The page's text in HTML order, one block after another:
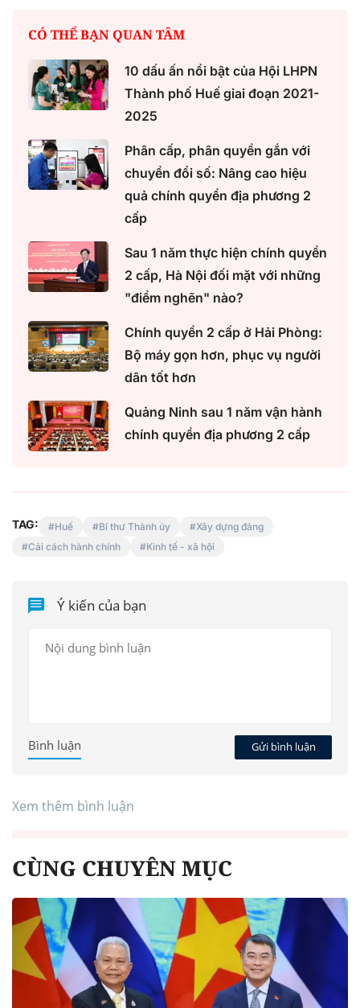
CÓ THỂ BẠN QUAN TÂM
10 dấu ấn nổi bật của Hội LHPN
Thành phố Huế giai đoạn 2021-
2025
Phân cấp, phân quyền gắn với
chuyển đổi số: Nâng cao hiệu
quả chính quyền địa phương 2
cấp
Sau 1 năm thực hiện chính quyền
2 cấp, Hà Nội đối mặt với những
"điểm nghẽn" nào?
Chính quyền 2 cấp ở Hải Phòng:
Bộ máy gọn hơn, phục vụ người
dân tốt hơn
Quảng Ninh sau 1 năm vận hành
chính quyền địa phương 2 cấp
TAG: Huế Bí thư Thành ủy
Xây dựng đảng
Cải cách hành chính
Kinh tế - xã hội
Ý kiến của bạn
Gửi bình luận
Bình luận
Xem thêm bình luận
CÙNG CHUYÊN MỤC